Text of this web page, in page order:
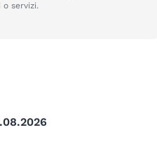
servizi.